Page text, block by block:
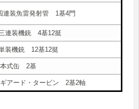
連装魚雷発射管 1基4門
連装機銃 4基12挺
装機銃 12基12挺
本式缶 2基
アード・タービン 2基2軸